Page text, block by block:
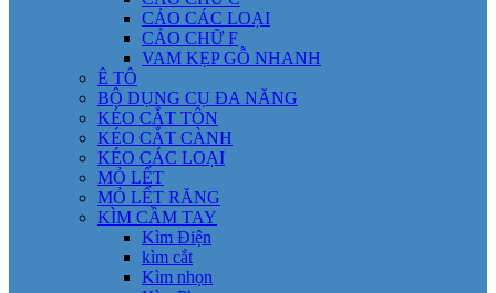
CẢO CÁC LOẠI
CẢO CHỮ F
VAM KẸP GỖ NHANH
Ê TÔ
BỘ DỤNG CỤ ĐA NĂNG
KÉO CẮT TÔN
KÉO CẮT CÀNH
KÉO CÁC LOẠI
MỎ LẾT
MỎ LẾT RĂNG
KÌM CẦM TAY
Kìm Điện
kìm cắt
Kìm nhọn